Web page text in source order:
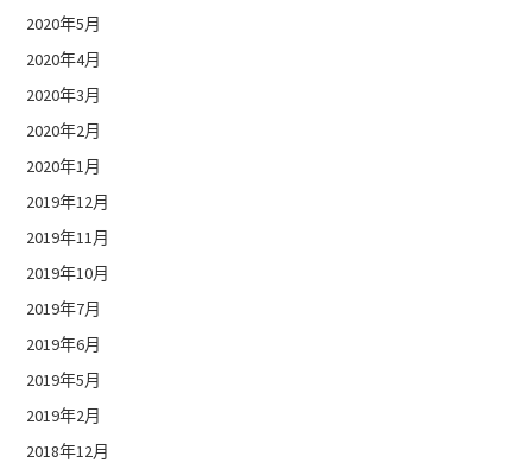
2020年5月
2020年4月
2020年3月
2020年2月
2020年1月
2019年12月
2019年11月
2019年10月
2019年7月
2019年6月
2019年5月
2019年2月
2018年12月